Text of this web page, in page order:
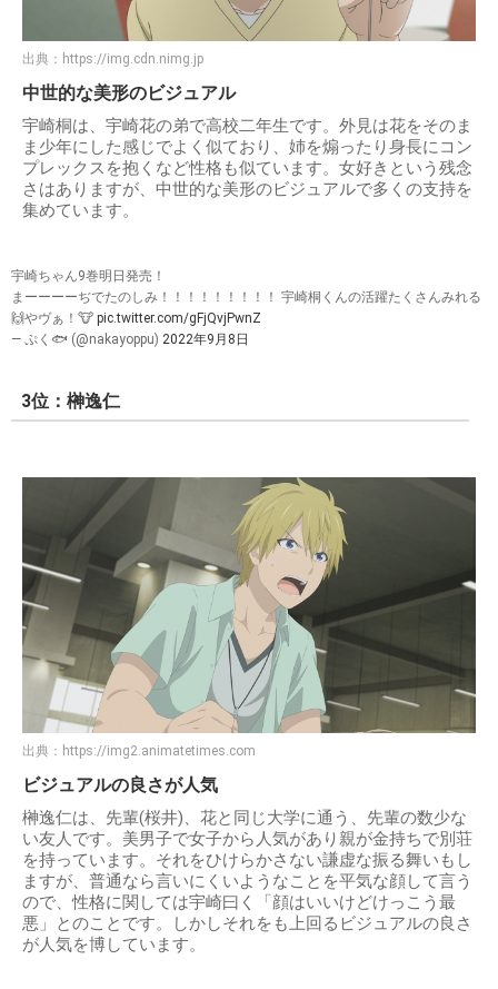
出典： https://img.cdn.nimg.jp
中世的な美形のビジュアル
宇崎桐は、宇崎花の弟で高校二年生です。外見は花をそのま
ま少年にした感じでよく似ており、姉を煽ったり身長にコン
プレックスを抱くなど性格も似ています。女好きという残念
さはありますが、中世的な美形のビジュアルで多くの支持を
集めています。
宇崎ちゃん9巻明日発売！
まーーーーぢでたのしみ！！！！！！！！！ 宇崎桐くんの活躍たくさんみれる
🙌やヴぁ！🐮 pic.twitter.com/gFjQvjPwnZ
— ぷく🐟 (@nakayoppu) 2022年9月8日
3位：榊逸仁
出典： https://img2.animatetimes.com
ビジュアルの良さが人気
榊逸仁は、先輩(桜井)、花と同じ大学に通う、先輩の数少な
い友人です。美男子で女子から人気があり親が金持ちで別荘
を持っています。それをひけらかさない謙虚な振る舞いもし
ますが、普通なら言いにくいようなことを平気な顔して言う
ので、性格に関しては宇崎曰く「顔はいいけどけっこう最
悪」とのことです。しかしそれをも上回るビジュアルの良さ
が人気を博しています。